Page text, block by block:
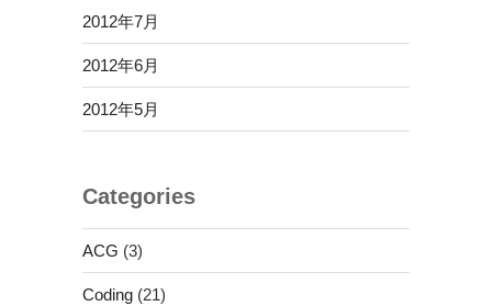
2012年7月
2012年6月
2012年5月
Categories
ACG (3)
Coding(21)